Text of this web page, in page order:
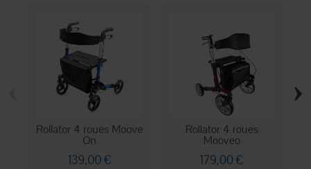
Rollator 4 roues Moove
On
139,00 €
Rollator 4 roues
Mooveo
179,00 €
›